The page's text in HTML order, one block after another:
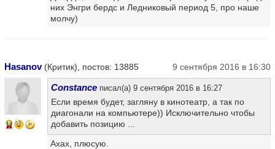
них Энгри бердс и Ледниковый период 5, про наше
молчу)
Hasanov(Критик), постов: 13885 9 сентября 2016 в 16:30
14
Constance писал(а) 9 сентября 2016 в 16:27
Если время будет, загляну в кинотеатр, а так по
диагонали на компьютере)) Исключительно чтобы
добавить позицию ...
Ахах, плюсую.